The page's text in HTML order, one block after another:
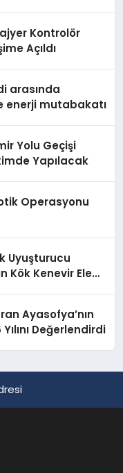
Kontrolör
Açıldı
arasında
enerji mutabakatı
Yolu Geçişi
Yapılacak
Operasyonu
Uyuşturucu
Kök Kenevir Ele
Ayasofya’nın
Yılını Değerlendirdi